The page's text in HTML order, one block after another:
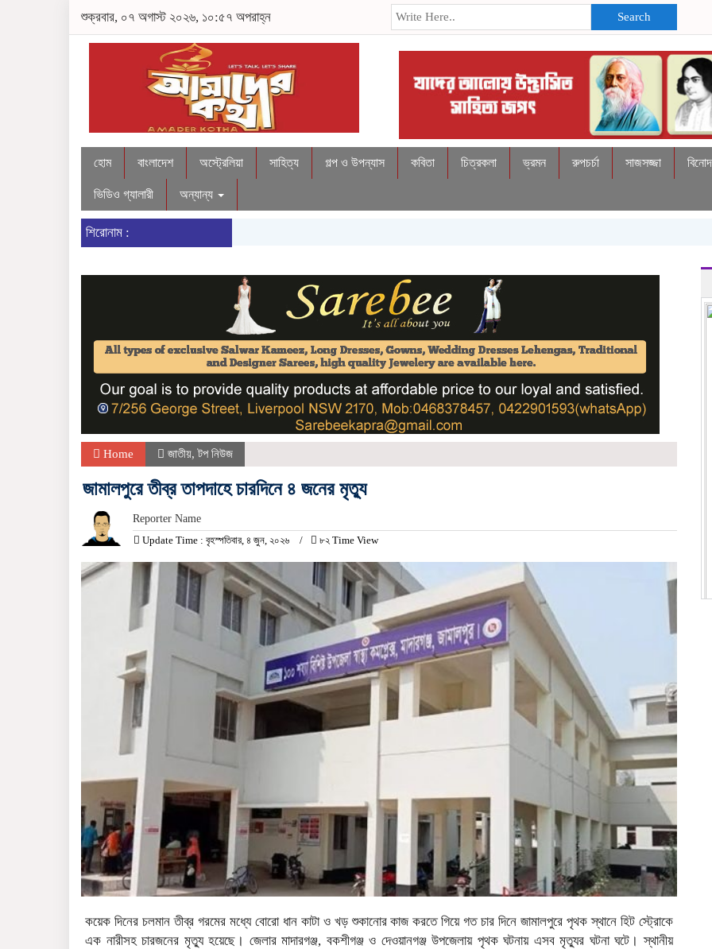
শুক্রবার, ০৭ অগাস্ট ২০২৬, ১০:৫৭ অপরাহ্ন Search
হোম বাংলাদেশ অস্ট্রেলিয়া সাহিত্য গল্প ও উপন্যাস কবিতা চিত্রকলা ভ্রমন রুপচর্চা সাজসজ্জা
ভিডিও গ্যালারী অন্যান্য
শিরোনাম :
Home জাতীয়,টপ নিউজ
জামালপুরে তীব্র তাপদাহে চারদিনে ৪ জনের মৃত্যু
Reporter Name
Update Time : বৃহস্পতিবার, ৪ জুন, ২০২৬
৮২ Time View
কয়েক দিনের চলমান তীব্র গরমের মধ্যে বোরো ধান কাটা ও খড় শুকানোর কাজ করতে গিয়ে গত চার দিনে জামালপুরে পৃথক স্থানে হিট স্ট্রোকে
এক নারীসহ চারজনের মৃত্যু হয়েছে। জেলার মাদারগঞ্জ, বকশীগঞ্জ ও দেওয়ানগঞ্জ উপজেলায় পৃথক ঘটনায় এসব মৃত্যুর ঘটনা ঘটে। স্থানীয়